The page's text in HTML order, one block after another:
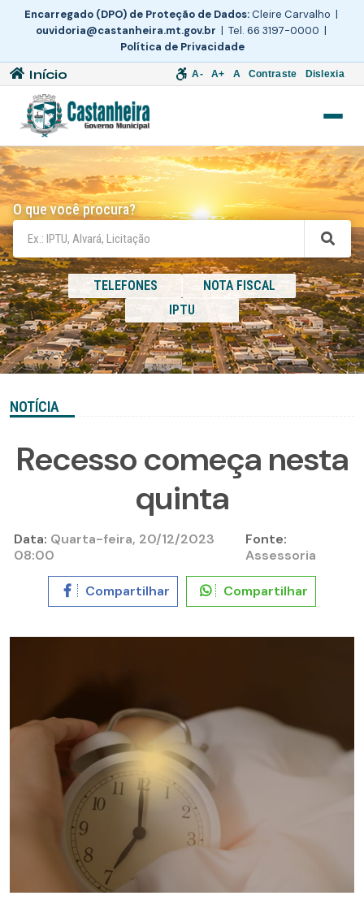
Encarregado (DPO) de Proteção de Dados:Cleire Carvalho |
ouvidoria@castanheira.mt.gov.br | Tel. 66 3197-0000 |
Política de Privacidade
Início A- A+ A Contraste Dislexia
O que você procura?
TELEFONES
NOTA FISCAL
IPTU
NOTÍCIA
Recesso começa nesta
quinta
Data: Quarta-feira, 20/12/2023
08:00
Fonte:
Assessoria
Compartilhar Compartilhar